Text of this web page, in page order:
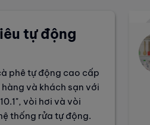
tự động
phê tự động cao cấp
và khách sạn với
vòi hơi và vòi
thống rửa tự động.